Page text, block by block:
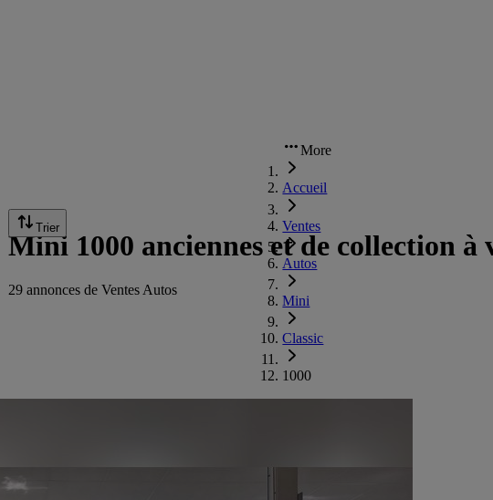
More
Accueil
Ventes
Autos
Mini
Classic
1000
Mini 1000 anciennes et de collection à
29 annonces de Ventes Autos
Trier